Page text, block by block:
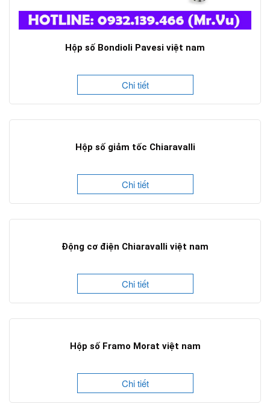
Hộp số Bondioli Pavesi việt nam
Chi tiết
Hộp số giảm tốc Chiaravalli
Chi tiết
Động cơ điện Chiaravalli việt nam
Chi tiết
Hộp số Framo Morat việt nam
Chi tiết